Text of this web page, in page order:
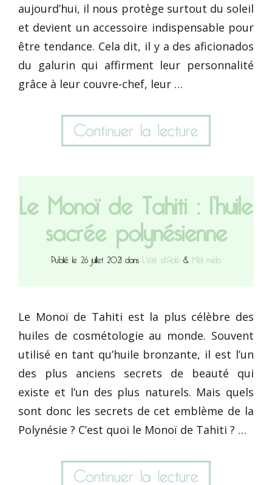
aujourd’hui, il nous protège surtout du soleil
et devient un accessoire indispensable pour
être tendance. Cela dit, il y a des aficionados
du galurin qui affirment leur personnalité
grâce à leur couvre-chef, leur …
Le Monoï de Tahiti : l’huile
sacrée polynésienne
Publié le 26 juillet 2021 dansL'été d'Adé & Méli mélo
Le Monoï de Tahiti est la plus célèbre des
huiles de cosmétologie au monde. Souvent
utilisé en tant qu’huile bronzante, il est l’un
des plus anciens secrets de beauté qui
existe et l’un des plus naturels. Mais quels
sont donc les secrets de cet emblème de la
Polynésie ? C’est quoi le Monoï de Tahiti ? …